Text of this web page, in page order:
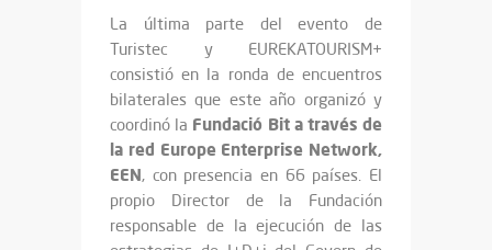
La última parte del evento de
Turistec y EUREKATOURISM+
consistió en la ronda de encuentros
bilaterales que este año organizó y
coordinó la Fundació Bit a través de
la red Europe Enterprise Network,
EEN, con presencia en 66 países. El
propio Director de la Fundación
responsable de la ejecución de las